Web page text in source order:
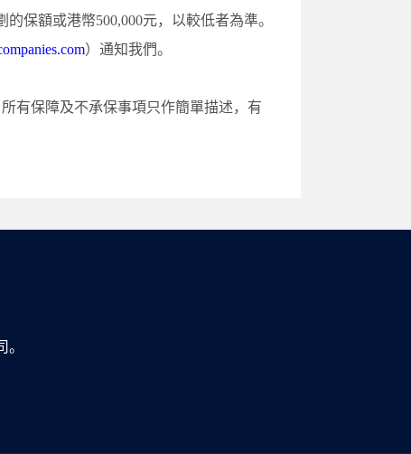
保額或港幣500,000元，以較低者為準。
）通知我們。
有保障及不承保事項只作簡單描述，有